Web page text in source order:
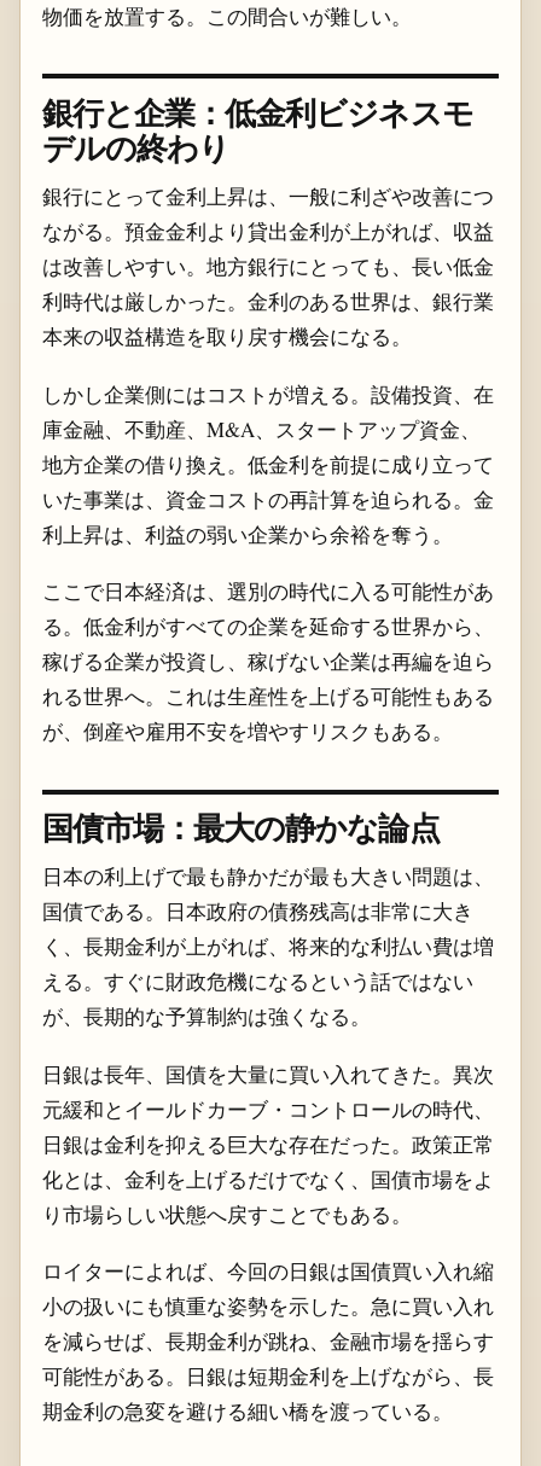
物価を放置する。この間合いが難しい。
銀行と企業：低金利ビジネスモ
デルの終わり
銀行にとって金利上昇は、一般に利ざや改善につ
ながる。預金金利より貸出金利が上がれば、収益
は改善しやすい。地方銀行にとっても、長い低金
利時代は厳しかった。金利のある世界は、銀行業
本来の収益構造を取り戻す機会になる。
しかし企業側にはコストが増える。設備投資、在
庫金融、不動産、M&A、スタートアップ資金、
地方企業の借り換え。低金利を前提に成り立って
いた事業は、資金コストの再計算を迫られる。金
利上昇は、利益の弱い企業から余裕を奪う。
ここで日本経済は、選別の時代に入る可能性があ
る。低金利がすべての企業を延命する世界から、
稼げる企業が投資し、稼げない企業は再編を迫ら
れる世界へ。これは生産性を上げる可能性もある
が、倒産や雇用不安を増やすリスクもある。
国債市場：最大の静かな論点
日本の利上げで最も静かだが最も大きい問題は、
国債である。日本政府の債務残高は非常に大き
く、長期金利が上がれば、将来的な利払い費は増
える。すぐに財政危機になるという話ではない
が、長期的な予算制約は強くなる。
日銀は長年、国債を大量に買い入れてきた。異次
元緩和とイールドカーブ・コントロールの時代、
日銀は金利を抑える巨大な存在だった。政策正常
化とは、金利を上げるだけでなく、国債市場をよ
り市場らしい状態へ戻すことでもある。
ロイターによれば、今回の日銀は国債買い入れ縮
小の扱いにも慎重な姿勢を示した。急に買い入れ
を減らせば、長期金利が跳ね、金融市場を揺らす
可能性がある。日銀は短期金利を上げながら、長
期金利の急変を避ける細い橋を渡っている。